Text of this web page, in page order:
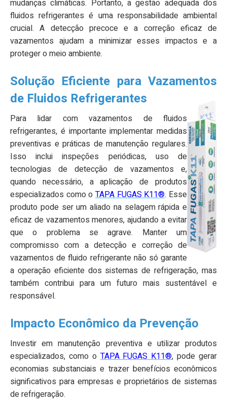
mudanças climáticas. Portanto, a gestão adequada dos
fluidos refrigerantes é uma responsabilidade ambiental
crucial. A detecção precoce e a correção eficaz de
vazamentos ajudam a minimizar esses impactos e a
proteger o meio ambiente.
Solução Eficiente para Vazamentos
de Fluidos Refrigerantes
Para lidar com vazamentos de fluidos
refrigerantes, é importante implementar medidas
preventivas e práticas de manutenção regulares.
Isso inclui inspeções periódicas, uso de
tecnologias de detecção de vazamentos e,
quando necessário, a aplicação de produtos
especializados como o TAPA FUGAS K11®. Esse
produto pode ser um aliado na selagem rápida e
eficaz de vazamentos menores, ajudando a evitar
que o problema se agrave. Manter um
compromisso com a detecção e correção de
vazamentos de fluido refrigerante não só garante
a operação eficiente dos sistemas de refrigeração, mas
também contribui para um futuro mais sustentável e
responsável.
Impacto Econômico da Prevenção
Investir em manutenção preventiva e utilizar produtos
especializados, como oTAPA FUGAS K11®, pode gerar
economias substanciais e trazer benefícios econômicos
significativos para empresas e proprietários de sistemas
de refrigeração.